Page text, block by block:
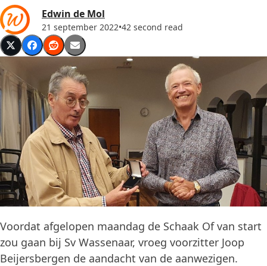
Edwin de Mol
21 september 2022•42 second read
Voordat afgelopen maandag de Schaak Of van start
zou gaan bij Sv Wassenaar, vroeg voorzitter Joop
Beijersbergen de aandacht van de aanwezigen.